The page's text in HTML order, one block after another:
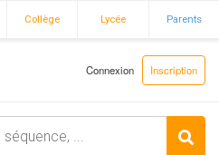
Collège Lycée Parents
Connexion Inscription